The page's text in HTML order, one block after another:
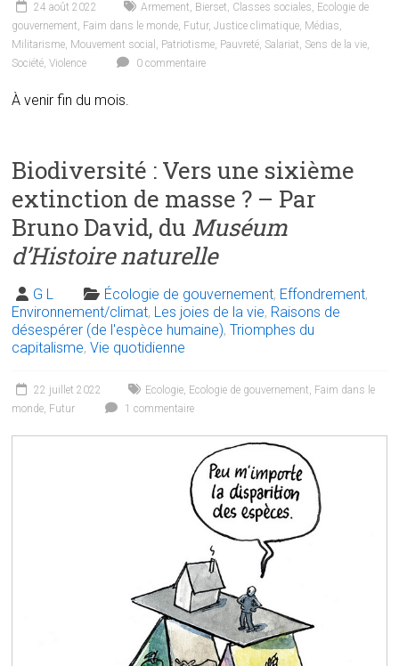
24 août 2022 Armement, Bierset, Classes sociales, Ecologie de
gouvernement, Faim dans le monde, Futur,Justice climatique, Médias,
Militarisme, Mouvement social , Patriotisme, Pauvreté, Salariat, Sens de la vie,
Société,Violence 0 commentaire
À venir fin du mois.
Biodiversité : Vers une sixième
extinction de masse ? – Par
Bruno David, du Muséum
d’Histoire naturelle
G L Écologie de gouvernement, Effondrement,
Environnement/climat, Les joies de la vie, Raisons de
désespérer (de l'espèce humaine),Triomphes du
capitalisme,Vie quotidienne
22 juillet 2022 Ecologie, Ecologie de gouvernement, Faim dans le
monde, Futur 1 commentaire